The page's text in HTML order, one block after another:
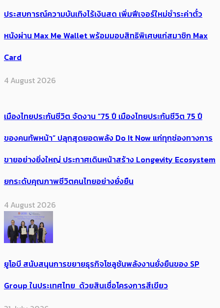
ประสบการณ์ความบันเทิงไร้เงินสด เพิ่มฟีเจอร์ใหม่ชำระค่าตั๋ว
หนังผ่าน Max Me Wallet พร้อมมอบสิทธิพิเศษแก่สมาชิก Max
Card
4 August 2026
เมืองไทยประกันชีวิต จัดงาน “75 ปี เมืองไทยประกันชีวิต 75 ปี
ของคนทัพหน้า” ปลุกสุดยอดพลัง Do It Now แก่ทุกช่องทางการ
ขายอย่างยิ่งใหญ่ ประกาศเดินหน้าสร้าง Longevity Ecosystem
ยกระดับคุณภาพชีวิตคนไทยอย่างยั่งยืน
4 August 2026
ยูโอบี สนับสนุนการขยายธุรกิจโซลูชันพลังงานยั่งยืนของ SP
Group ในประเทศไทย ด้วยสินเชื่อโครงการสีเขียว